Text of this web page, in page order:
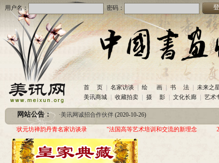
用户名： 密码：
首 页 名家访谈 绘 画 书 法
未来之
美讯商城
收藏拍卖 摄 影 文化长廊 艺术
网站公告：
·美讯网诚招合作伙伴(2020-10-26)
· 中国书画收藏频道服务咨询热线 (2020-06-26)
圆梦助学 爱心传递—中国当代实力派书画家作品交流展暨三年帮助100位贫困儿童行动
·美讯网诚招合作伙伴 (2020-10-26)
·中国书画收藏频道服务咨询热线(2020-06-26)
· 圆梦助学 爱心传递—中国当代实力派书画家作品交流展暨三年帮助100位贫困儿童行动
状元坊禅韵丹青名家访谈录 "法国高等艺术培训和交流的新理念